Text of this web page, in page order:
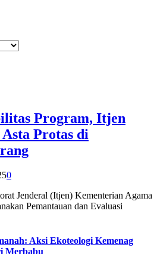
Program, Itjen
Protas di
0
Jenderal (Itjen) Kementerian Agama
Pemantauan dan Evaluasi
Aksi Ekoteologi Kemenag
Merbabu